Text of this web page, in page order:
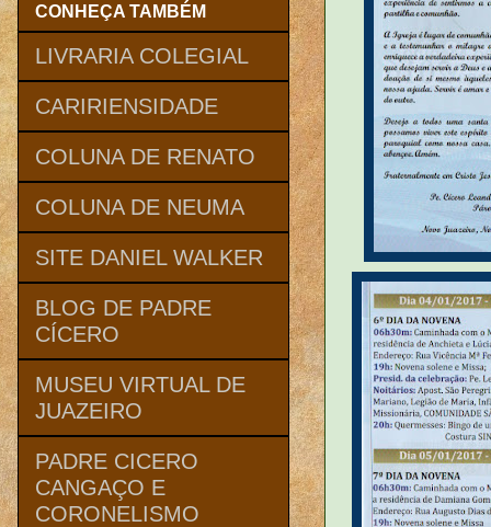
CONHEÇA TAMBÉM
LIVRARIA COLEGIAL
CARIRIENSIDADE
COLUNA DE RENATO
COLUNA DE NEUMA
SITE DANIEL WALKER
BLOG DE PADRE
CÍCERO
MUSEU VIRTUAL DE
JUAZEIRO
PADRE CICERO
CANGAÇO E
CORONELISMO